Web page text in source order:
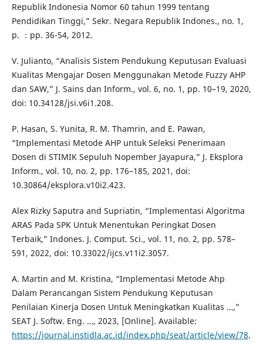
Republik Indonesia Nomor 60 tahun 1999 tentang
Pendidikan Tinggi,” Sekr. Negara Republik Indones., no. 1,
p. ：pp. 36-54, 2012.
V. Julianto, “Analisis Sistem Pendukung Keputusan Evaluasi
Kualitas Mengajar Dosen Menggunakan Metode Fuzzy AHP
dan SAW,” J. Sains dan Inform., vol. 6, no. 1, pp. 10–19, 2020,
doi: 10.34128/jsi.v6i1.208.
P. Hasan, S. Yunita, R. M. Thamrin, and E. Pawan,
“Implementasi Metode AHP untuk Seleksi Penerimaan
Dosen di STIMIK Sepuluh Nopember Jayapura,” J. Eksplora
Inform., vol. 10, no. 2, pp. 176–185, 2021, doi:
10.30864/eksplora.v10i2.423.
Alex Rizky Saputra and Supriatin, “Implementasi Algoritma
ARAS Pada SPK Untuk Menentukan Peringkat Dosen
Terbaik,” Indones. J. Comput. Sci., vol. 11, no. 2, pp. 578–
591, 2022, doi: 10.33022/ijcs.v11i2.3057.
A. Martin and M. Kristina, “Implementasi Metode Ahp
Dalam Perancangan Sistem Pendukung Keputusan
Penilaian Kinerja Dosen Untuk Meningkatkan Kualitas …,”
SEAT J. Softw. Eng. …, 2023, [Online]. Available:
https://journal.instidla.ac.id/index.php/seat/article/view/78.